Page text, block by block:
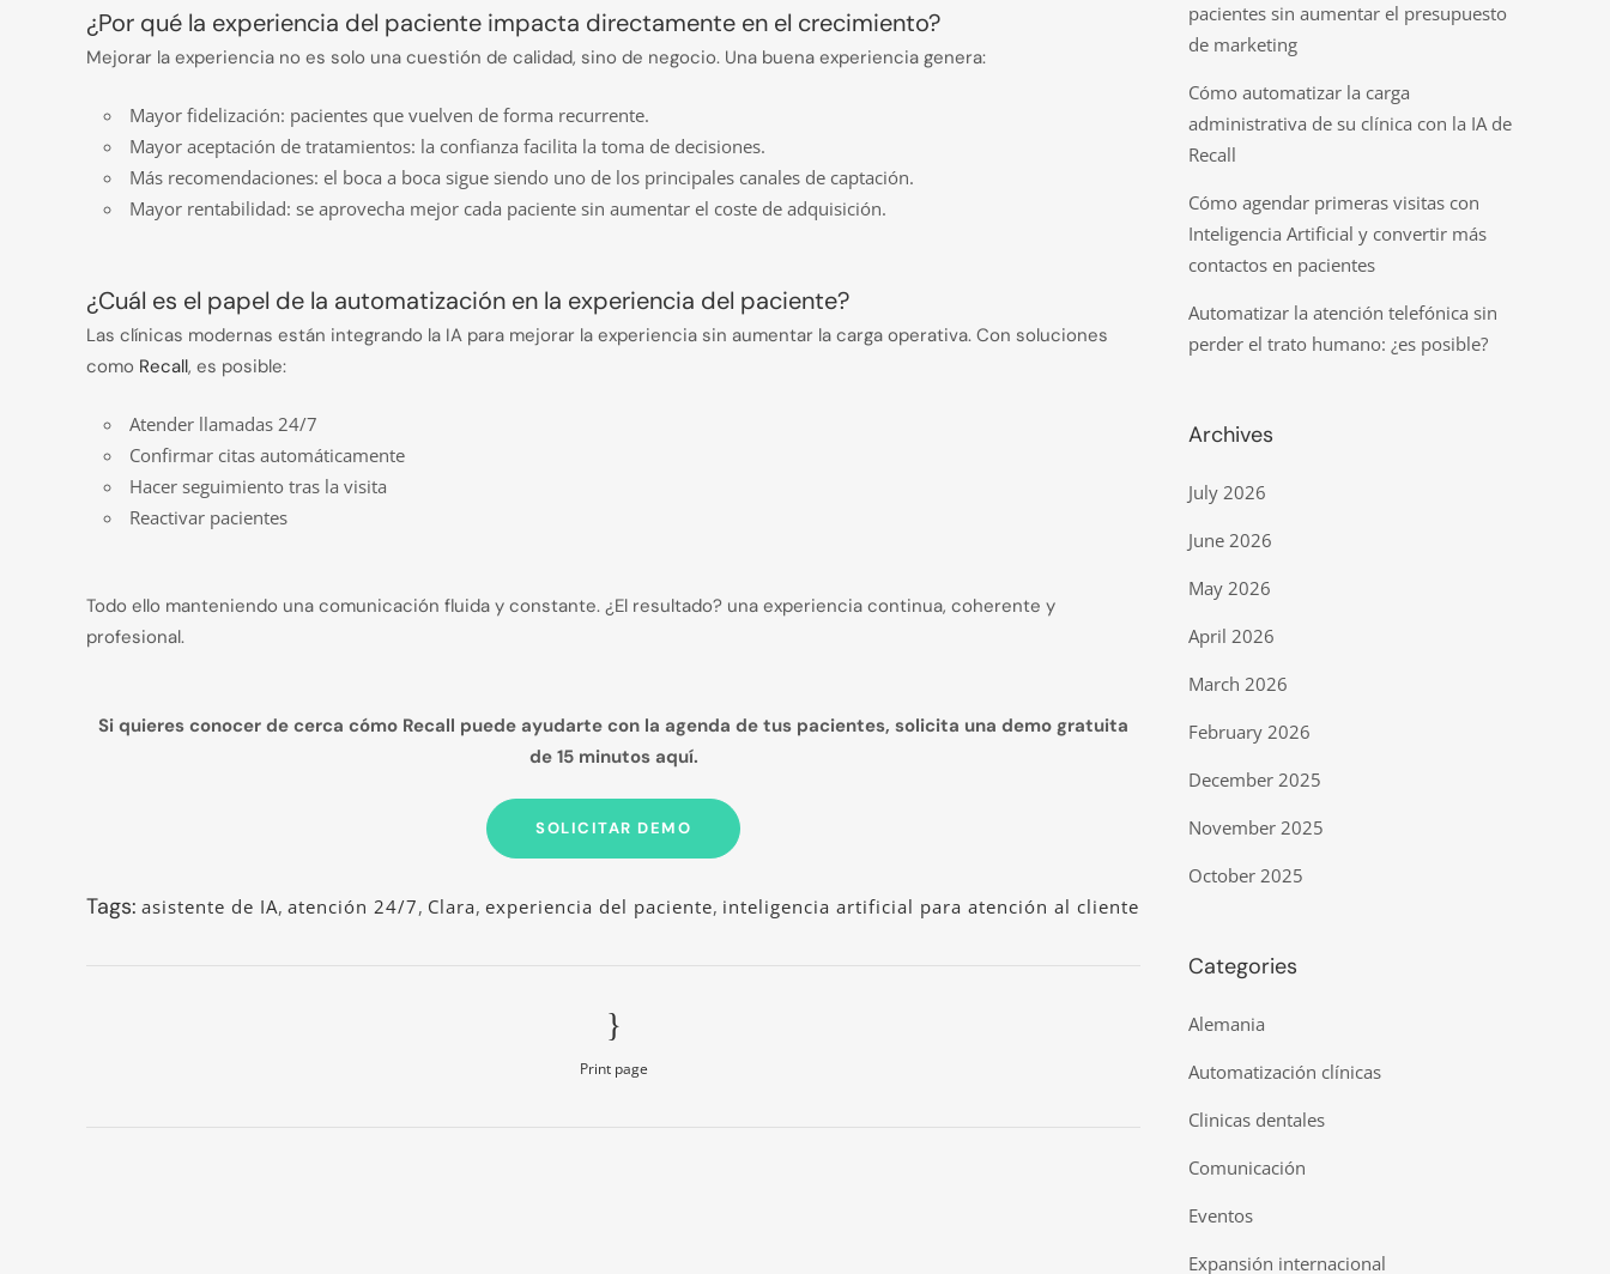
¿Por qué la experiencia del paciente impacta directamente en el crecimiento?
Mejorar la experiencia no es solo una cuestión de calidad, sino de negocio. Una buena experiencia genera:
Mayor fidelización: pacientes que vuelven de forma recurrente.
Mayor aceptación de tratamientos: la confianza facilita la toma de decisiones.
Más recomendaciones: el boca a boca sigue siendo uno de los principales canales de captación.
Mayor rentabilidad: se aprovecha mejor cada paciente sin aumentar el coste de adquisición.
¿Cuál es el papel de la automatización en la experiencia del paciente?
Las clínicas modernas están integrando la IA para mejorar la experiencia sin aumentar la carga operativa. Con soluciones
como Recall, es posible:
Atender llamadas 24/7
Confirmar citas automáticamente
Hacer seguimiento tras la visita
Reactivar pacientes
Todo ello manteniendo una comunicación fluida y constante. ¿El resultado? una experiencia continua, coherente y
profesional.
Si quieres conocer de cerca cómo Recall puede ayudarte con la agenda de tus pacientes, solicita una demo gratuita
de 15 minutos aquí.
SOLICITAR DEMO
Tags: asistente de IA, atención 24/7, Clara, experiencia del paciente, inteligencia artificial para atención al cliente
Print page
pacientes sin aumentar el presupuesto
de marketing
Cómo automatizar la carga
administrativa de su clínica con la IA de
Recall
Cómo agendar primeras visitas con
Inteligencia Artificial y convertir más
contactos en pacientes
Automatizar la atención telefónica sin
perder el trato humano: ¿es posible?
Archives
July 2026
June 2026
May 2026
April 2026
March 2026
February 2026
December 2025
November 2025
October 2025
Categories
Alemania
Automatización clínicas
Clinicas dentales
Comunicación
Eventos
Expansión internacional